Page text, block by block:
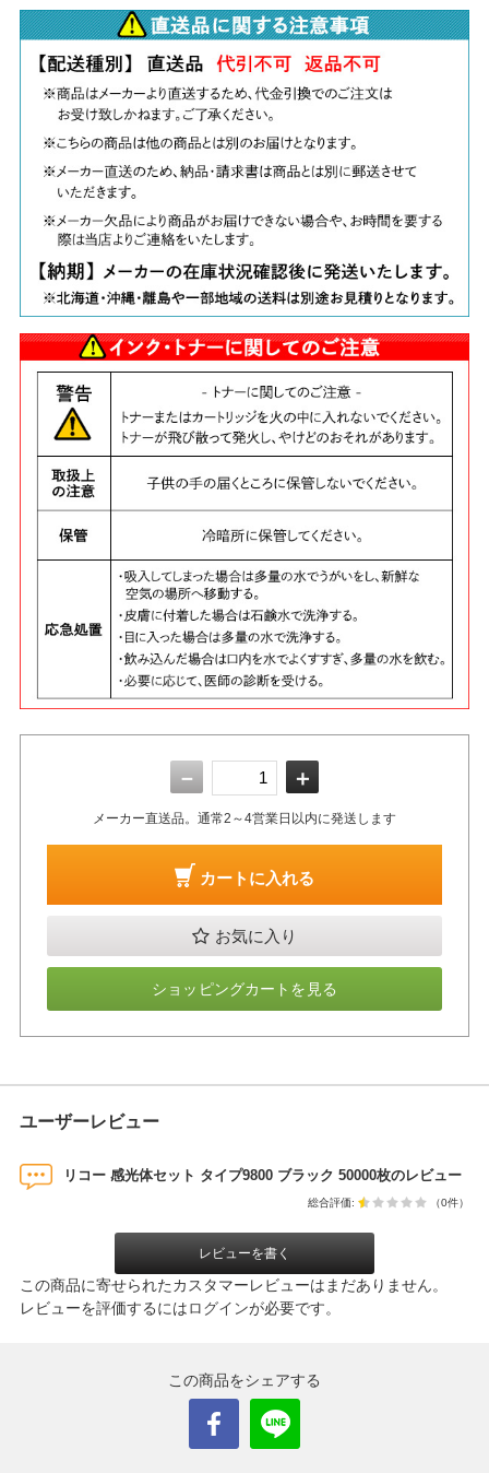
－ ＋
メーカー直送品。通常2～4営業日以内に発送します
カートに入れる
お気に入り
ショッピングカートを見る
ユーザーレビュー
リコー 感光体セット タイプ9800 ブラック 50000枚のレビュー
総合評価: （0件）
レビューを書く
この商品に寄せられたカスタマーレビューはまだありません。
レビューを評価するにはログインが必要です。
この商品をシェアする